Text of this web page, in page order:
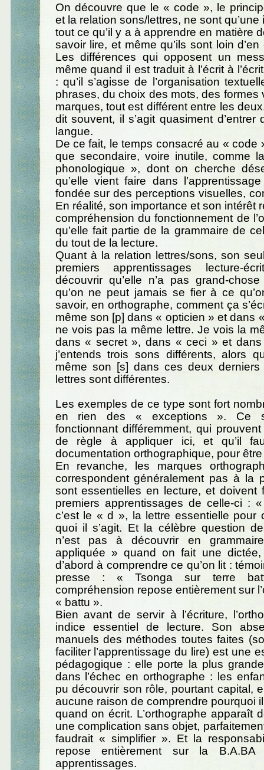
On découvre que le « code », le
et la relation sons/lettres, ne sont qu’une
tout ce qu’il y a à apprendre en matière
savoir lire, et même qu’ils sont loin d’en
Les différences qui opposent un
même quand il est traduit à l’écrit à
: qu’il s’agisse de l’organisation
phrases, du choix des mots, des formes
marques, tout est différent entre les
dit souvent, il s’agit quasiment d’entrer
langue.
De ce fait, le temps consacré au « code
que secondaire, voire inutile, comme
phonologique », dont on cherche
qu’elle vient faire dans
fondée sur des perceptions visuelles,
En réalité, son importance et son intérêt
compréhension du fonctionnement de
qu’elle fait partie de la grammaire de
du tout de la lecture.
Quant à la relation lettres/sons, son
premiers apprentissages lecture-
découvrir qu’elle n’a pas grand-
qu’on ne peut jamais se fier à ce
savoir, en orthographe, comment ça
même son [p] dans « opticien » et dans
ne vois pas la même lettre. Je vois la
dans « secret », dans « ceci » et
j’entends trois sons différents, alors
même son [s] dans ces deux
lettres sont différentes.
Les exemples de ce type sont fort
en rien des « exceptions ». Ce
fonctionnant différemment, qui prouvent
de règle à appliquer ici, et qu’il
documentation orthographique, pour être
En revanche, les marques
correspondent généralement pas à la
sont essentielles en lecture, et doivent
premiers apprentissages de celle-ci :
c’est le « d », la lettre essentielle pour
quoi il s’agit. Et la célèbre question
n’est pas à découvrir en
appliquée » quand on fait une
d’abord à comprendre ce qu’on lit :
presse : « Tsonga sur terre
compréhension repose entièrement sur
« battu ».
Bien avant de servir à l’écriture,
indice essentiel de lecture. Son
manuels des méthodes toutes faites
faciliter l’apprentissage du lire) est une
pédagogique : elle porte la plus
dans l’échec en orthographe : les
pu découvrir son rôle, pourtant capital,
aucune raison de comprendre pourquoi il
quand on écrit. L’orthographe apparaît
une complication sans objet,
faudrait « simplifier ». Et la
repose entièrement sur la B.A.BA
apprentissages.